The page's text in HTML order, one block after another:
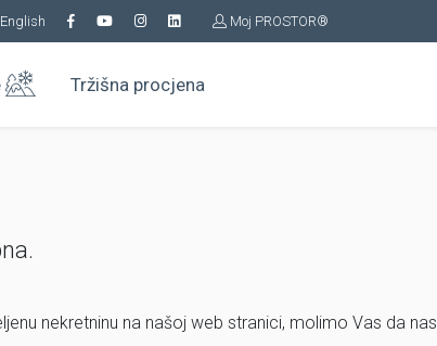
English Moj PROSTOR®
Tržišna procjena
nekretninu na našoj web stranici, molimo Vas da nas